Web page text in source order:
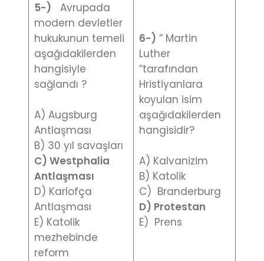
5-) Avrupada
modern devletler
hukukunun temeli
aşağıdakilerden
hangisiyle
sağlandı ?
A) Augsburg
Antlaşması
B) 30 yıl savaşları
C) Westphalia
Antlaşması
D) Karlofça
Antlaşması
E) Katolik
mezhebinde
reform
6-) ” Martin
Luther
”tarafından
Hristiyanlara
koyulan isim
aşağıdakilerden
hangisidir?
A) Kalvanizim
B) Katolik
C) Branderburg
D) Protestan
E) Prens